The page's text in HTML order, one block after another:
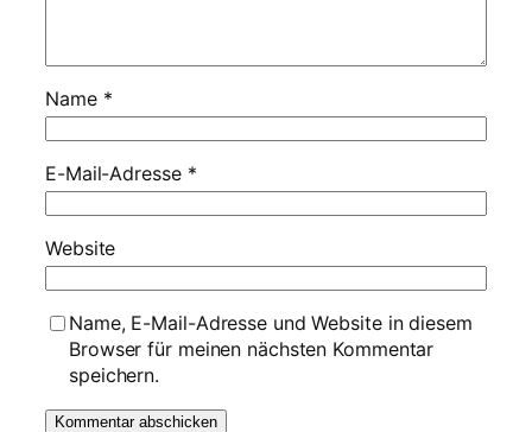
Name *
E-Mail-Adresse *
Website
Name, E-Mail-Adresse und Website in diesem
Browser für meinen nächsten Kommentar
speichern.